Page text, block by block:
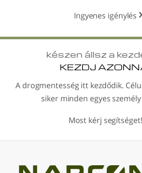
Ingyenes igénylés
készen állsz a
KEZDJ
A drogmentesség itt kezdődik.
siker minden egyes
Most kérj